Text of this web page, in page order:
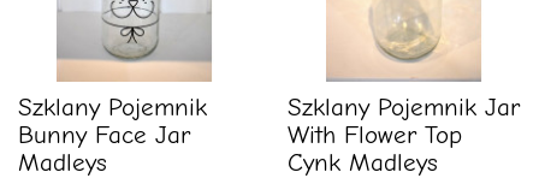
Szklany Pojemnik
Bunny Face Jar
Madleys
Szklany Pojemnik Jar
With Flower Top
Cynk Madleys